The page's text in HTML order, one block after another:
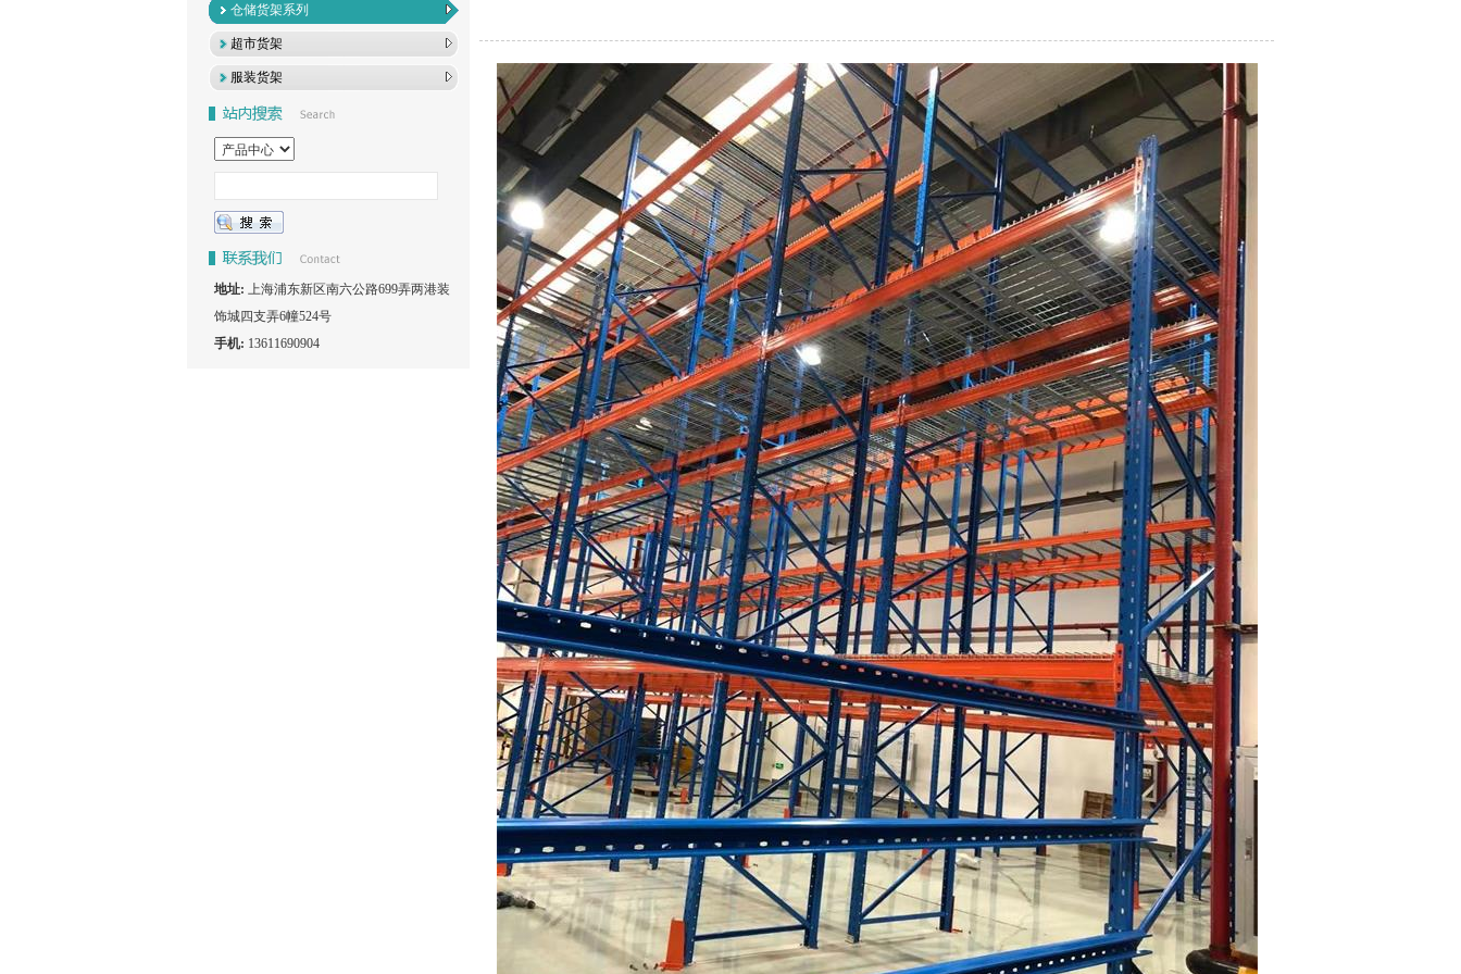
仓储货架系列
超市货架
服装货架
地址: 上海浦东新区南六公路699弄两港装
饰城四支弄6幢524号
手机: 13611690904